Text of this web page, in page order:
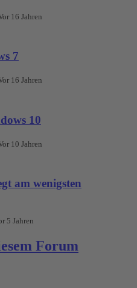
16 Jahren
7
16 Jahren
10
10 Jahren
am wenigsten
5 Jahren
Forum